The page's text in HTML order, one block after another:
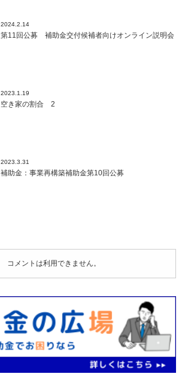
2024.2.14
第11回公募 補助金交付候補者向けオンライン説明会
2023.1.19
空き家の割合 2
2023.3.31
補助金：事業再構築補助金第10回公募
コメントは利用できません。